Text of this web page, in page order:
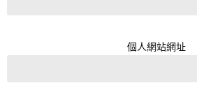
個人網站網址